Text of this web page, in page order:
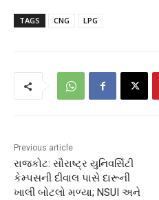
TAGS CNG LPG
Previous article
રાજકોટ: સૌરાષ્ટ્ર યુનિવર્સિટી
કેમ્પસની દીવાલ પાસે દારૂની
ખાલી બોટલો મળ્યા; NSUI અને